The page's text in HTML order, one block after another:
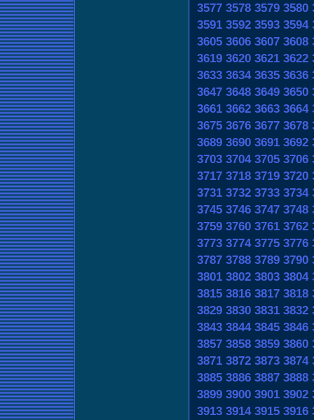
3577 3578 3579 3580
3591 3592 3593 3594
3605 3606 3607 3608
3619 3620 3621 3622
3633 3634 3635 3636
3647 3648 3649 3650
3661 3662 3663 3664
3675 3676 3677 3678
3689 3690 3691 3692
3703 3704 3705 3706
3717 3718 3719 3720
3731 3732 3733 3734
3745 3746 3747 3748
3759 3760 3761 3762
3773 3774 3775 3776
3787 3788 3789 3790
3801 3802 3803 3804
3815 3816 3817 3818
3829 3830 3831 3832
3843 3844 3845 3846
3857 3858 3859 3860
3871 3872 3873 3874
3885 3886 3887 3888
3899 3900 3901 3902
3913 3914 3915 3916